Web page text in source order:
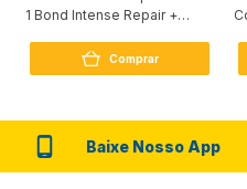
1 Bond Intense Repair +
Comprar
Baixe Nosso App